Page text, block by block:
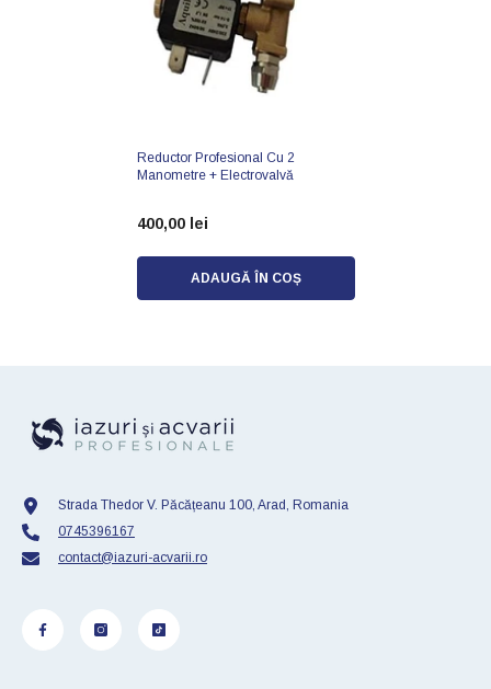
Reductor Profesional Cu 2
Manometre + Electrovalvă
400,00 lei
ADAUGĂ ÎN COȘ
Strada Thedor V. Păcățeanu 100, Arad, Romania
0745396167
contact@iazuri-acvarii.ro